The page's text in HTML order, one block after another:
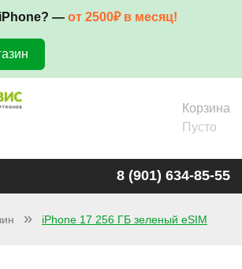
— от 2500₽ в месяц!
Корзина
Пусто
8 (901) 634-85-55
iPhone 17 256 ГБ зеленый eSIM